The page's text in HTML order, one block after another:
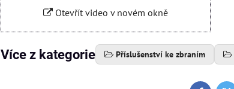
Otevřít video v novém okně
Více z kategorie Příslušenství ke zbraním